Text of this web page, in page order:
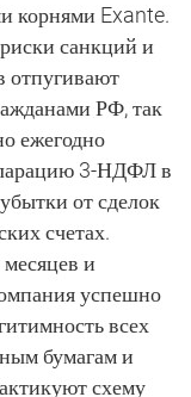
корнями Exante.
санкций и
отпугивают
РФ, так
ежегодно
3-НДФЛ в
от сделок
счетах.
и
успешно
всех
бумагам и
схему